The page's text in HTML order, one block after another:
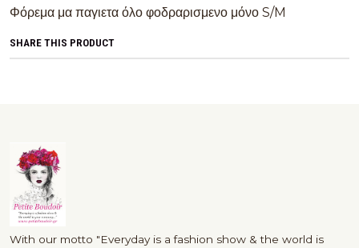
Φόρεμα μα παγιετα όλο φοδραρισμενο μόνο S/M
SHARE THIS PRODUCT
With our motto "Everyday is a fashion show & the world is